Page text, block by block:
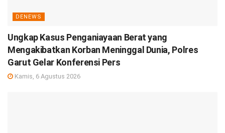
DENEWS
Ungkap Kasus Penganiayaan Berat yang
Mengakibatkan Korban Meninggal Dunia, Polres
Garut Gelar Konferensi Pers
Kamis, 6 Agustus 2026